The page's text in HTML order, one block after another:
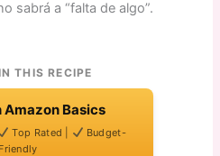
sabrá a “falta de algo”.
THIS RECIPE
Amazon Basics
Top Rated |
Budget-
Friendly